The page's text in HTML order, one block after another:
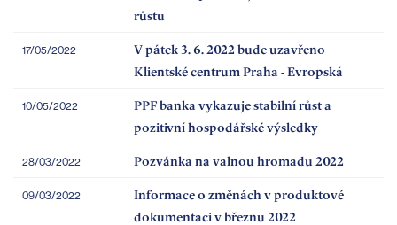
růstu
17/05/2022
V pátek 3. 6. 2022 bude uzavřeno
Klientské centrum Praha - Evropská
10/05/2022
PPF banka vykazuje stabilní růst a
pozitivní hospodářské výsledky
28/03/2022 Pozvánka na valnou hromadu 2022
09/03/2022
Informace o změnách v produktové
dokumentaci v březnu 2022